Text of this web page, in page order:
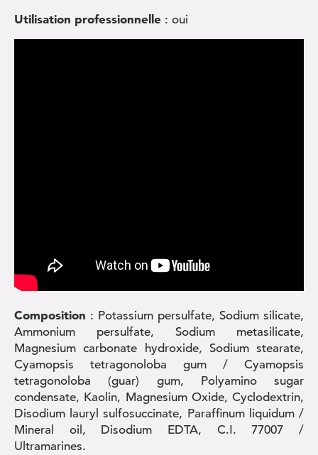
Utilisation professionnelle : oui
Composition : Potassium persulfate, Sodium silicate,
Ammonium persulfate, Sodium metasilicate,
Magnesium carbonate hydroxide, Sodium stearate,
Cyamopsis tetragonoloba gum / Cyamopsis
tetragonoloba (guar) gum, Polyamino sugar
condensate, Kaolin, Magnesium Oxide, Cyclodextrin,
Disodium lauryl sulfosuccinate, Paraffinum liquidum /
Mineral oil, Disodium EDTA, C.I. 77007 /
Ultramarines.